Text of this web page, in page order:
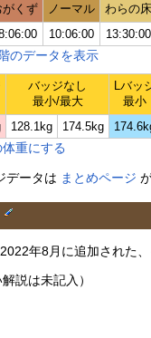
がくず ノーマル
わらの床
10:06:00 13:30:00
のデータを表示
バッジなし
最小/最大
Lバッ
最小
128.1kg 174.5kg
重にする
データは まとめページ
年8月に追加された
解説は未記入）